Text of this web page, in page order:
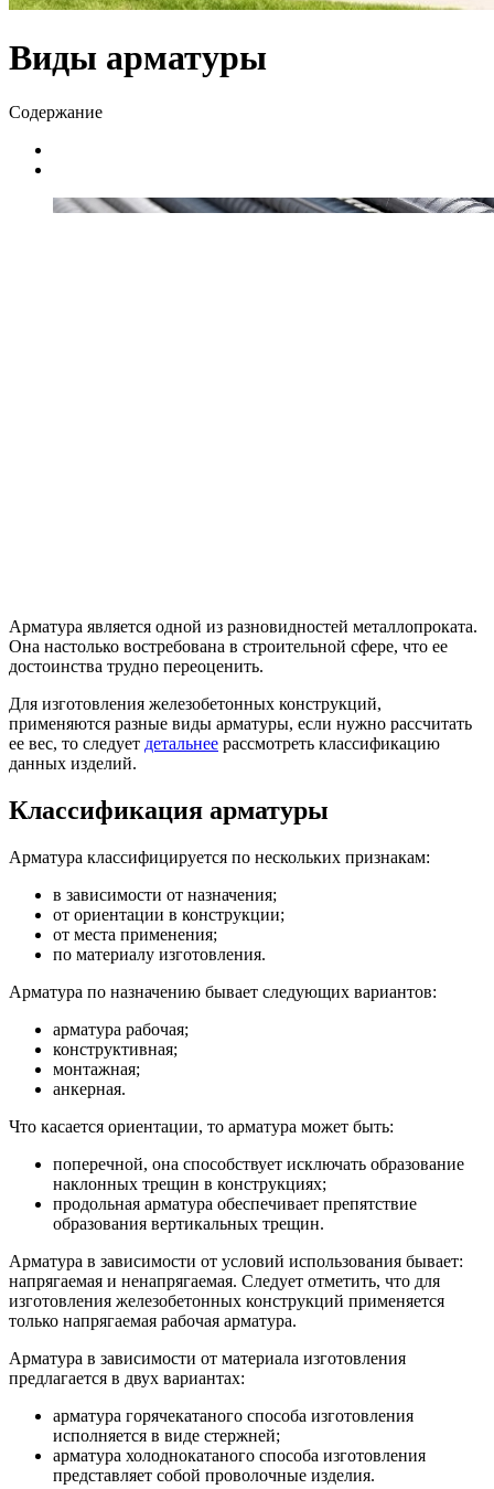
Виды арматуры
Содержание
Арматура является одной из разновидностей металлопроката.
Она настолько востребована в строительной сфере, что ее
достоинства трудно переоценить.
Для изготовления железобетонных конструкций,
применяются разные виды арматуры, если нужно рассчитать
ее вес, то следует детальнее рассмотреть классификацию
данных изделий.
Классификация арматуры
Арматура классифицируется по нескольких признакам:
в зависимости от назначения;
от ориентации в конструкции;
от места применения;
по материалу изготовления.
Арматура по назначению бывает следующих вариантов:
арматура рабочая;
конструктивная;
монтажная;
анкерная.
Что касается ориентации, то арматура может быть:
поперечной, она способствует исключать образование
наклонных трещин в конструкциях;
продольная арматура обеспечивает препятствие
образования вертикальных трещин.
Арматура в зависимости от условий использования бывает:
напрягаемая и ненапрягаемая. Следует отметить, что для
изготовления железобетонных конструкций применяется
только напрягаемая рабочая арматура.
Арматура в зависимости от материала изготовления
предлагается в двух вариантах:
арматура горячекатаного способа изготовления
исполняется в виде стержней;
арматура холоднокатаного способа изготовления
представляет собой проволочные изделия.